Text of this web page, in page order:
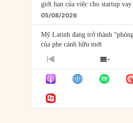
giới hạn của việc cho startup
05/08/2026
Mỹ Latinh đang trở thành
của phe cánh hữu mới
04/08/2026
Tại sao Trung Quốc phủ nhận
Ngoại trưởng Nhật Bản?
04/08/2026
PREVIOUS
EPISODE
SHOW
LIST